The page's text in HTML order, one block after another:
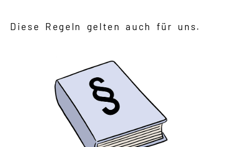
Diese Regeln gelten auch für uns.